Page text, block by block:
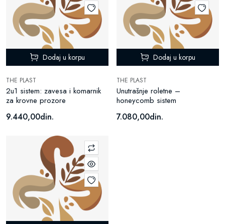
Dodaj u korpu
THE PLAST
2u1 sistem: zavesa i komarnik
za krovne prozore
9.440,00din.
Dodaj u korpu
THE PLAST
Unutrašnje roletne –
honeycomb sistem
7.080,00din.